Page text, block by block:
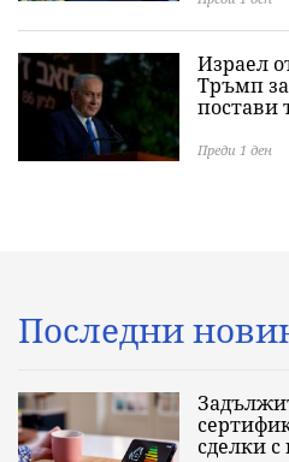
Израел
Тръмп
постави
Преди 1 ден
Последни
сделки